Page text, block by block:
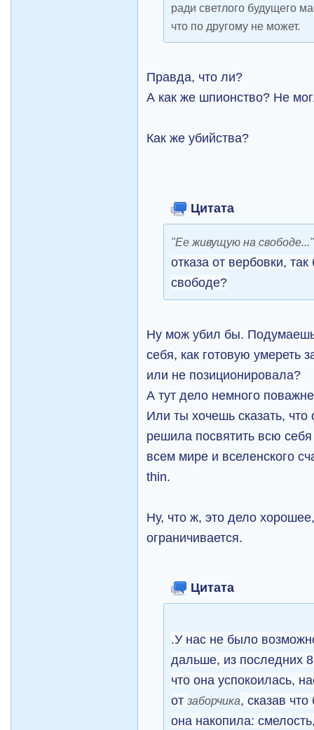
ради светлого будущего
что по другому не может.
Правда, что ли?
А как же шпионство? Не
Как же убийства?
Цитата
"Ее живущую на
отказа от вербовки,
свободе?
Ну мож убил бы.
себя, как готовую умереть
или не позиционировала?
А тут дело немного
Или ты хочешь сказать,
решила посвятить всю
всем мире и вселенского
thin.
Ну, что ж, это дело
ограничивается.
Цитата
.У нас не было
дальше, из последних
что она успокоилась,
отзаборчика, сказав
она накопила: